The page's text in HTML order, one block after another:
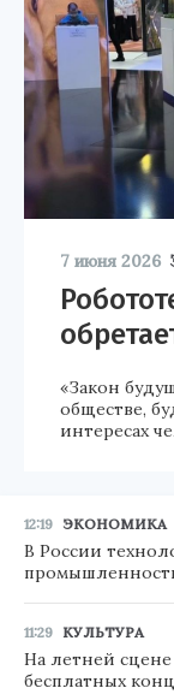
7 июня 2026
«Закон
обществе,
интересах
12:19 ЭКОНОМИКА
В России
11:29 КУЛЬТУРА
На летней
бесплатных